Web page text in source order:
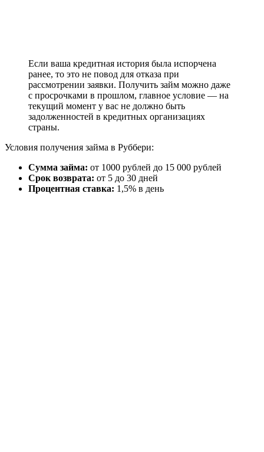
Если ваша кредитная история была испорчена
ранее, то это не повод для отказа при
рассмотрении заявки. Получить займ можно даже
с просрочками в прошлом, главное условие — на
текущий момент у вас не должно быть
задолженностей в кредитных организациях
страны.
Условия получения займа в Руббери:
Сумма займа: от 1000 рублей до 15 000 рублей
Срок возврата: от 5 до 30 дней
Процентная ставка: 1,5% в день